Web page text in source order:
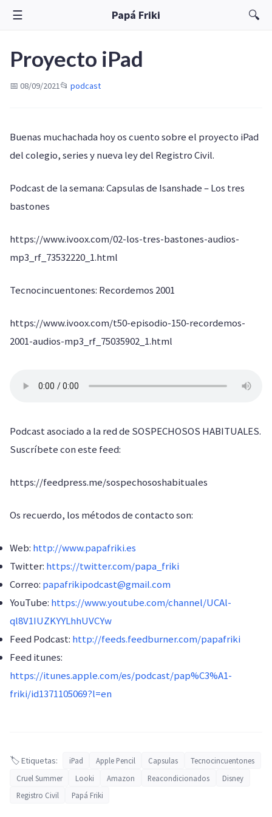
☰ Papá Friki 🔍
Proyecto iPad
📅 08/09/2021📂 podcast
Buenas muchachada hoy os cuento sobre el proyecto iPad
del colegio, series y nueva ley del Registro Civil.
Podcast de la semana: Capsulas de Isanshade – Los tres
bastones
https://www.ivoox.com/02-los-tres-bastones-audios-
mp3_rf_73532220_1.html
Tecnocincuentones: Recordemos 2001
https://www.ivoox.com/t50-episodio-150-recordemos-
2001-audios-mp3_rf_75035902_1.html
Podcast asociado a la red de SOSPECHOSOS HABITUALES.
Suscríbete con este feed:
https://feedpress.me/sospechososhabituales
Os recuerdo, los métodos de contacto son:
Web: http://www.papafriki.es
Twitter: https://twitter.com/papa_friki
Correo: papafrikipodcast@gmail.com
YouTube: https://www.youtube.com/channel/UCAl-
ql8V1IUZKYYLhhUVCYw
Feed Podcast: http://feeds.feedburner.com/papafriki
Feed itunes:
https://itunes.apple.com/es/podcast/pap%C3%A1-
friki/id1371105069?l=en
🏷️ Etiquetas: iPad Apple Pencil Capsulas
Tecnocincuentones
Cruel Summer
Looki Amazon Reacondicionados
Disney
Registro Civil
Papá Friki